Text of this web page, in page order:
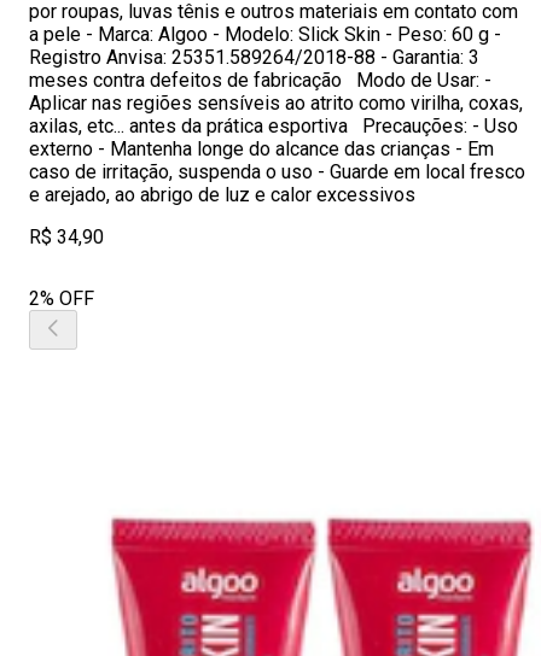
por roupas, luvas tênis e outros materiais em contato com
a pele - Marca: Algoo - Modelo: Slick Skin - Peso: 60 g -
Registro Anvisa: 25351.589264/2018-88 - Garantia: 3
meses contra defeitos de fabricação Modo de Usar: -
Aplicar nas regiões sensíveis ao atrito como virilha, coxas,
axilas, etc... antes da prática esportiva Precauções: - Uso
externo - Mantenha longe do alcance das crianças - Em
caso de irritação, suspenda o uso - Guarde em local fresco
e arejado, ao abrigo de luz e calor excessivos
R$ 34,90
2% OFF